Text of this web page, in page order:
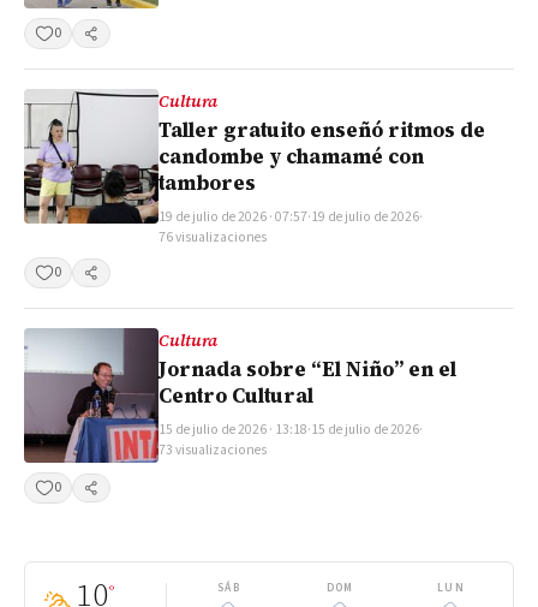
0
Compartir
Cultura
Taller gratuito enseñó ritmos de
candombe y chamamé con
tambores
19 de julio de 2026 · 07:57·19 de julio de 2026·
76 visualizaciones
0
Compartir
Cultura
Jornada sobre “El Niño” en el
Centro Cultural
15 de julio de 2026 · 13:18·15 de julio de 2026·
73 visualizaciones
0
Compartir
10° SÁB DOM LUN